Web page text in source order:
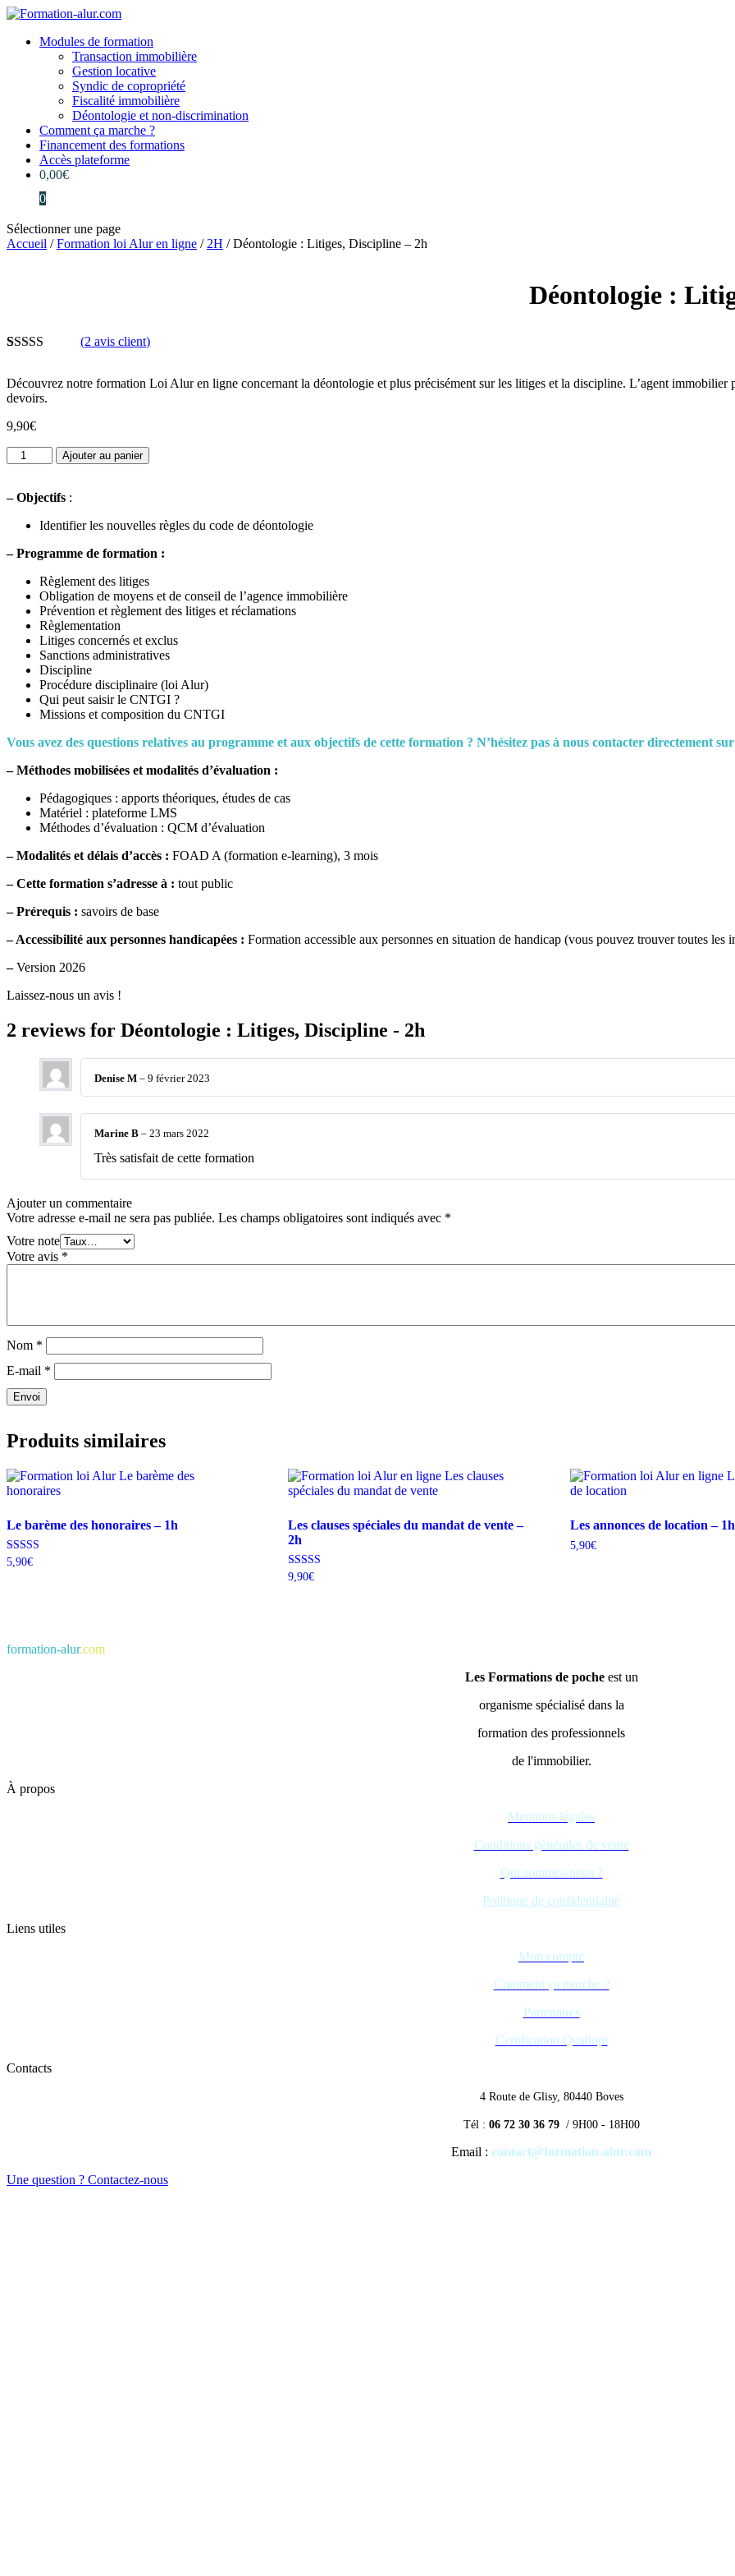
Modules de formation
Transaction immobilière
Gestion locative
Syndic de copropriété
Fiscalité immobilière
Déontologie et non-discrimination
Comment ça marche ?
Financement des formations
Accès plateforme
0,00€
0
Sélectionner une page
Accueil /Formation loi Alur en ligne / 2H / Déontologie : Litiges, Discipline – 2h
Déontologie :
notations
client
(2 avis client)
Découvrez notre formation Loi Alur en ligne concernant la déontologie et plus précisément sur les litiges et la discipline. L’agent immobilier
devoirs.
9,90€
quantité
de
:
Discipline
2h
Ajouter au panier
– Objectifs :
Identifier les nouvelles règles du code de déontologie
–Programme de formation :
Règlement des litiges
Obligation de moyens et de conseil de l’agence immobilière
Prévention et règlement des litiges et réclamations
Règlementation
Litiges concernés et exclus
Sanctions administratives
Discipline
Procédure disciplinaire (loi Alur)
Qui peut saisir le CNTGI ?
Missions et composition du CNTGI
Vous avez des questions relatives au programme et aux objectifs de cette formation ? N’hésitez pas à nous contacter directement
– Méthodes mobilisées et modalités d’évaluation :
Pédagogiques : apports théoriques, études de cas
Matériel : plateforme LMS
Méthodes d’évaluation : QCM d’évaluation
– Modalités et délais d’accès : FOAD A (formation e-learning), 3 mois
–Cette formation s’adresse à : tout public
– Prérequis : savoirs de base
– Accessibilité aux personnes handicapées : Formation accessible aux personnes en situation de handicap (vous pouvez trouver toutes les
–Version 2026
Laissez-nous un avis !
2 reviews for Déontologie : Litiges, Discipline - 2h
Denise M – 9 février 2023
Marine B – 23 mars 2022
Très satisfait de cette formation
Ajouter un commentaire
Votre adresse e-mail ne sera pas publiée. Les champs obligatoires sont indiqués avec *
Votre note
Votre avis *
Nom *
E-mail *
Envoi
Produits similaires
Le barème des honoraires – 1h
Note
5,90€
Les clauses spéciales du mandat de vente –
2h
Note
9,90€
Les annonces de location – 1h
5,90€
formation-alur.com
Les Formations de pocheest un
organisme spécialisé dans la
formation des professionnels
de l'immobilier.
À propos
Mentions légales
Conditions générales de vente
Qui sommes-nous ?
Politique de confidentialité
Liens utiles
Mon compte
Comment ça marche ?
Partenaires
Certification Qualiopi
Contacts
4 Route de Glisy, 80440 Boves
Tél : 06 72 30 36 79 / 9H00 - 18H00
Email : contact@formation-alur.com
Une question ? Contactez-nous